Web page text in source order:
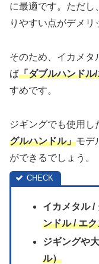
に最適です。ただし
りやすい点がデメリ
そのため、イカメタ
ば「ダブルハンドル
すめです。
ジギングでも使用し
グルハンドル」モデ
ができるでしょう。
イカメタル /
ンドル / エ
ジギングや
ル）